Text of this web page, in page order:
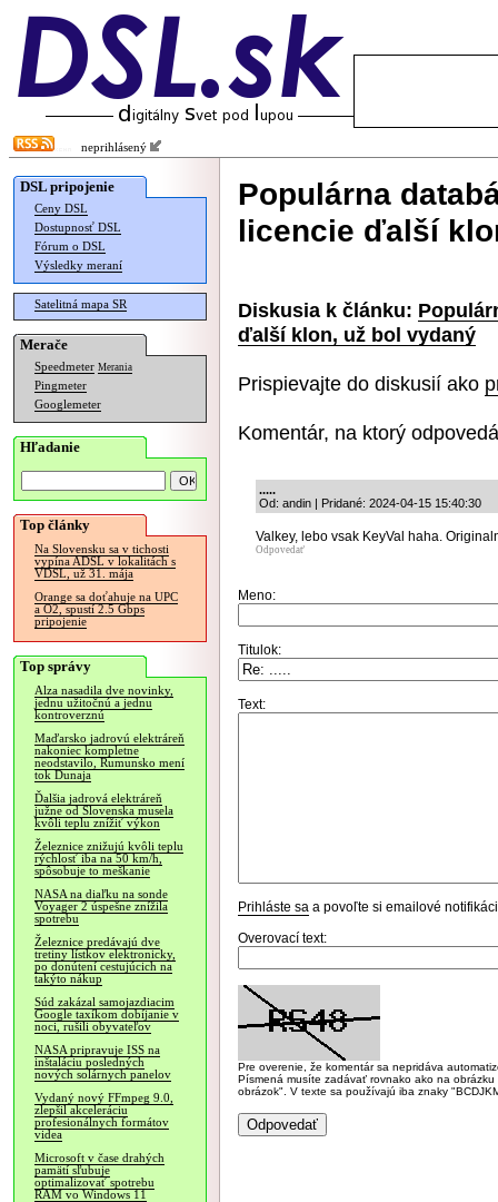
neprihlásený
DSL pripojenie
Ceny DSL
Dostupnosť DSL
Fórum o DSL
Výsledky meraní
Satelitná mapa SR
Merače
Speedmeter Merania
Pingmeter
Googlemeter
Hľadanie
Top články
Na Slovensku sa v tichosti
vypína ADSL v lokalitách s
VDSL, už 31. mája
Orange sa doťahuje na UPC
a O2, spustí 2.5 Gbps
pripojenie
Top správy
Alza nasadila dve novinky,
jednu užitočnú a jednu
kontroverznú
Maďarsko jadrovú elektráreň
nakoniec kompletne
neodstavilo, Rumunsko mení
tok Dunaja
Ďalšia jadrová elektráreň
južne od Slovenska musela
kvôli teplu znížiť výkon
Železnice znižujú kvôli teplu
rýchlosť iba na 50 km/h,
spôsobuje to meškanie
NASA na diaľku na sonde
Voyager 2 úspešne znížila
spotrebu
Železnice predávajú dve
tretiny lístkov elektronicky,
po donútení cestujúcich na
takýto nákup
Súd zakázal samojazdiacim
Google taxíkom dobíjanie v
noci, rušili obyvateľov
NASA pripravuje ISS na
inštaláciu posledných
nových solárnych panelov
Vydaný nový FFmpeg 9.0,
zlepšil akceleráciu
profesionálnych formátov
videa
Microsoft v čase drahých
pamätí sľubuje
optimalizovať spotrebu
RAM vo Windows 11
Populárna
licencie ďalší
Diskusia k článku:
ďalší klon, už bol vydaný
Prispievajte do diskusií ako
Komentár, na ktorý
.....
Od: andin | Pridané: 2024-04-15 15:40:30
Valkey, lebo vsak KeyVal haha.
Odpovedať
Meno:
Titulok:
Text:
Prihláste sa a povoľte si emailové
Overovací text:
Pre overenie, že komentár sa nepridáva
Písmená musíte zadávať rovnako ako na
obrázok". V texte sa používajú iba znaky